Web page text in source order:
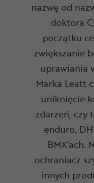
nazwę od
doktora
początku
zwiększanie
uprawiania
Marka Leatt
uniknięcie
zdarzeń, czy
enduro,
BMX’ach.
ochraniacz
innych